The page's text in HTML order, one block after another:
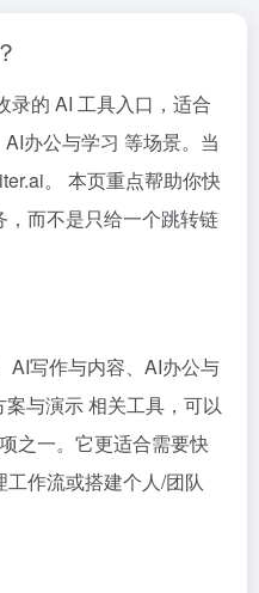
录的 AI 工具入口，适合
办公与学习 等场景。当
。 本页重点帮助你快
而不是只给一个跳转链
AI写作与内容、AI办公与
与演示 相关工具，可以
之一。它更适合需要快
作流或搭建个人/团队